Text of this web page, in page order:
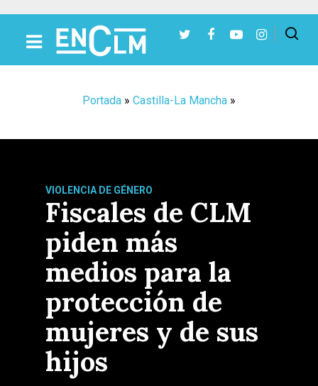
Portada » Castilla-La Mancha »
VIOLENCIA DE GÉNERO
Fiscales de CLM
piden más
medios para la
protección de
mujeres y de sus
hijos